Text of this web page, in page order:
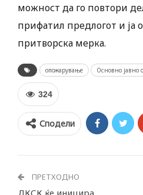
можност да го повтори
прифатил предлогот и ја
притворска мерка.
опожарување Основно jавно
324
Сподели
ПРЕТХОДНО